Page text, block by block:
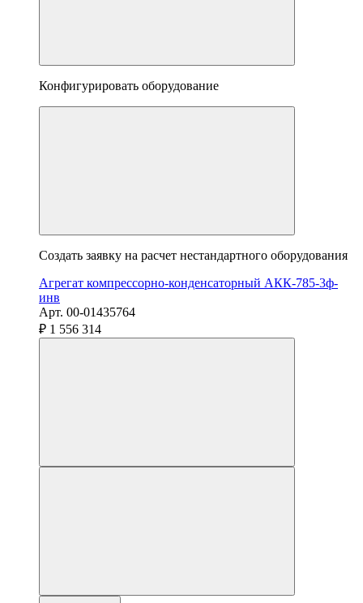
Конфигурировать оборудование
Создать заявку на расчет нестандартного оборудования
Агрегат компрессорно-конденсаторный АКК-785-3ф-
инв
Арт. 00-01435764
₽ 1 556 314